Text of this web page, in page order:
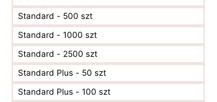
Standard - 500 szt
Standard - 1000 szt
Standard - 2500 szt
Standard Plus - 50 szt
Standard Plus - 100 szt